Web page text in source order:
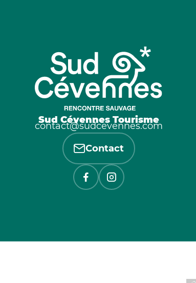
Sud Cévennes Tourisme
contact@sudcevennes.com
Contact